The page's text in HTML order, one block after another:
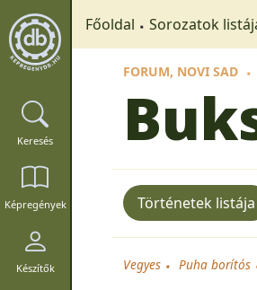
Keresés
Képregények
Készítők
Főoldal Sorozatok
FORUM, NOVI SAD
Történetek listája
Vegyes Puha borítós